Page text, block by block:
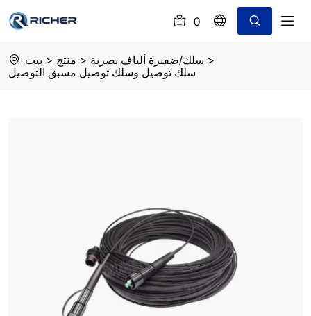
0
Preconnectorized
Patch
jacket:LSZH
length:100m
بيت > منتج > سلك/ضفيرة ألياف بصرية >
سلك توصيل وسلك توصيل مسبق التوصيل